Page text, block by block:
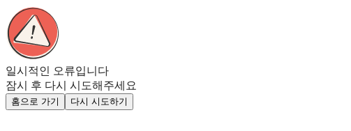
일시적인 오류입니다
잠시 후 다시 시도해주세요
홈으로 가기 다시 시도하기